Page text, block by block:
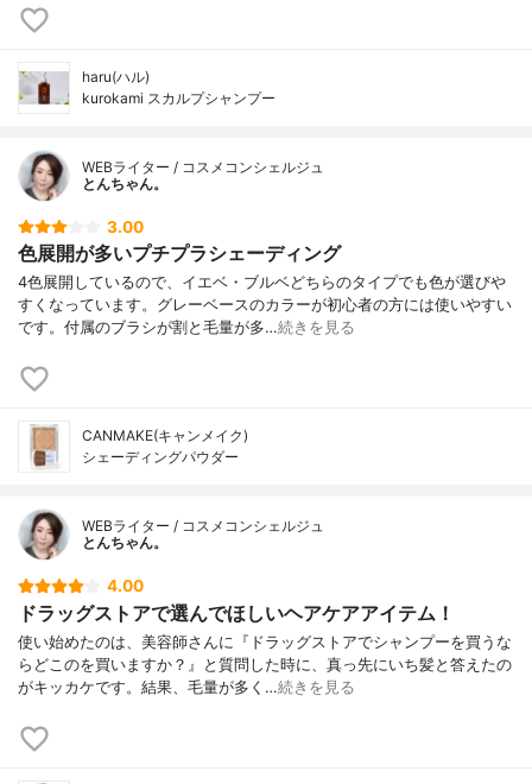
haru(ハル)
kurokami スカルプシャンプー
WEBライター / コスメコンシェルジュ
とんちゃん。
3.00
色展開が多いプチプラシェーディング
4色展開しているので、イエベ・ブルベどちらのタイプでも色が選びや
すくなっています。グレーベースのカラーが初心者の方には使いやすい
です。付属のブラシが割と毛量が多…続きを見る
CANMAKE(キャンメイク)
シェーディングパウダー
WEBライター / コスメコンシェルジュ
とんちゃん。
4.00
ドラッグストアで選んでほしいヘアケアアイテム！
使い始めたのは、美容師さんに『ドラッグストアでシャンプーを買うな
らどこのを買いますか？』と質問した時に、真っ先にいち髪と答えたの
がキッカケです。結果、毛量が多く…続きを見る